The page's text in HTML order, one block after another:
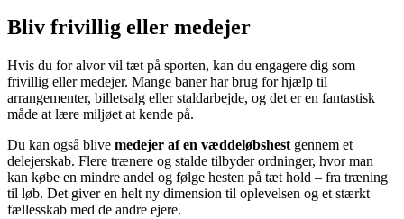
Bliv frivillig eller medejer
Hvis du for alvor vil tæt på sporten, kan du engagere dig som
frivillig eller medejer. Mange baner har brug for hjælp til
arrangementer, billetsalg eller staldarbejde, og det er en fantastisk
måde at lære miljøet at kende på.
Du kan også blive medejer af en væddeløbshest gennem et
delejerskab. Flere trænere og stalde tilbyder ordninger, hvor man
kan købe en mindre andel og følge hesten på tæt hold – fra træning
til løb. Det giver en helt ny dimension til oplevelsen og et stærkt
fællesskab med de andre ejere.